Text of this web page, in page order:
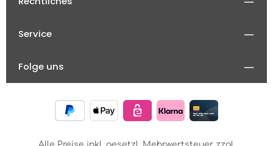
Service
Folge uns